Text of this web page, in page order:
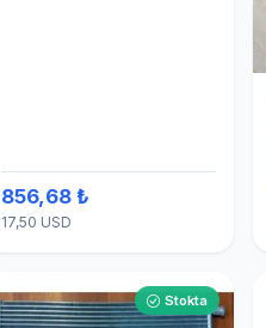
856,68 ₺
17,50 USD
Stokta